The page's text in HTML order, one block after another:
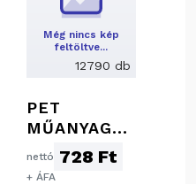
Még nincs kép
feltöltve…
12790 db
PET
MŰANYAG
POHÁR, 450
ML
nettó 728 Ft
+ ÁFA